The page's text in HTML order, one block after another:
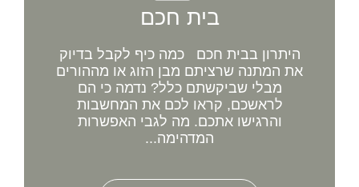
בית חכם
היתרון בבית חכם כמה כיף לקבל בדיוק
את המתנה שרציתם מבן הזוג או מההורים
מבלי שביקשתם כלל? נדמה כי הם
לראשכם, קראו לכם את המחשבות
והרגישו אתכם. מה לגבי האפשרות
המדהימה...